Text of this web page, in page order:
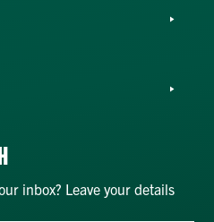
inbox? Leave your details